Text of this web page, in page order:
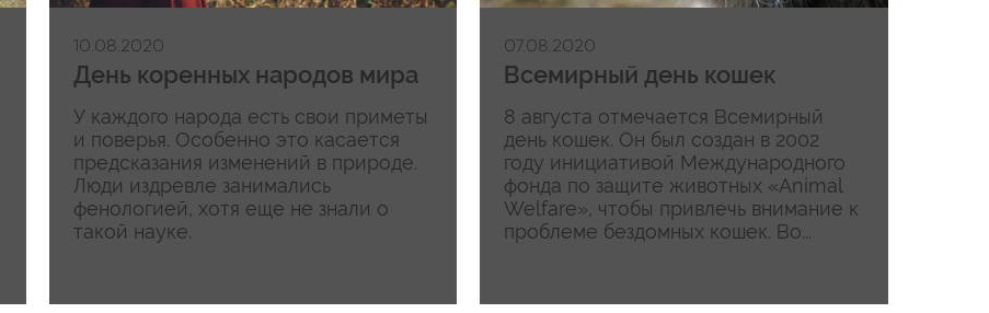
10.08.2020
День коренных народов мира
У каждого народа есть свои приметы
и поверья. Особенно это касается
предсказания изменений в природе.
Люди издревле занимались
фенологией, хотя еще не знали о
такой науке.
07.08.2020
Всемирный день кошек
8 августа отмечается Всемирный
день кошек. Он был создан в 2002
году инициативой Международного
фонда по защите животных «Animal
Welfare», чтобы привлечь внимание к
проблеме бездомных кошек. Во...